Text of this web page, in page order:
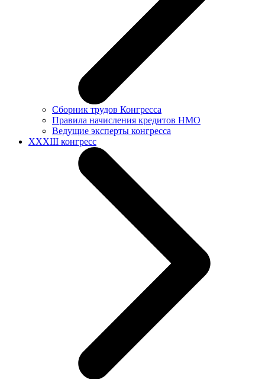
Сборник трудов Конгресса
Правила начисления кредитов НМО
Ведущие эксперты конгресса
XXXIII конгресс